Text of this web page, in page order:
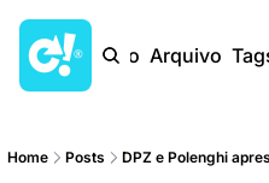
Início Arquivo
Home Posts DPZ e Polenghi